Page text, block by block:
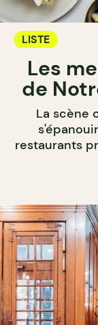
LISTE
Les
de
La scène
restaurants